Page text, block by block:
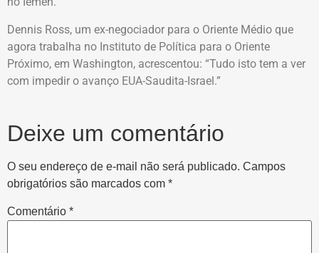
Dennis Ross, um ex-negociador para o Oriente Médio que
agora trabalha no Instituto de Política para o Oriente
Próximo, em Washington, acrescentou: “Tudo isto tem a ver
com impedir o avanço EUA-Saudita-Israel.”
Deixe um comentário
O seu endereço de e-mail não será publicado. Campos
obrigatórios são marcados com *
Comentário *